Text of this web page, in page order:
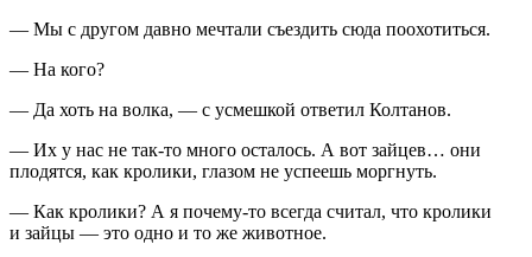
— Мы с другом давно мечтали съездить сюда поохотиться.
— На кого?
— Да хоть на волка, — с усмешкой ответил Колтанов.
— Их у нас не так-то много осталось. А вот зайцев… они
плодятся, как кролики, глазом не успеешь моргнуть.
— Как кролики? А я почему-то всегда считал, что кролики
и зайцы — это одно и то же животное.